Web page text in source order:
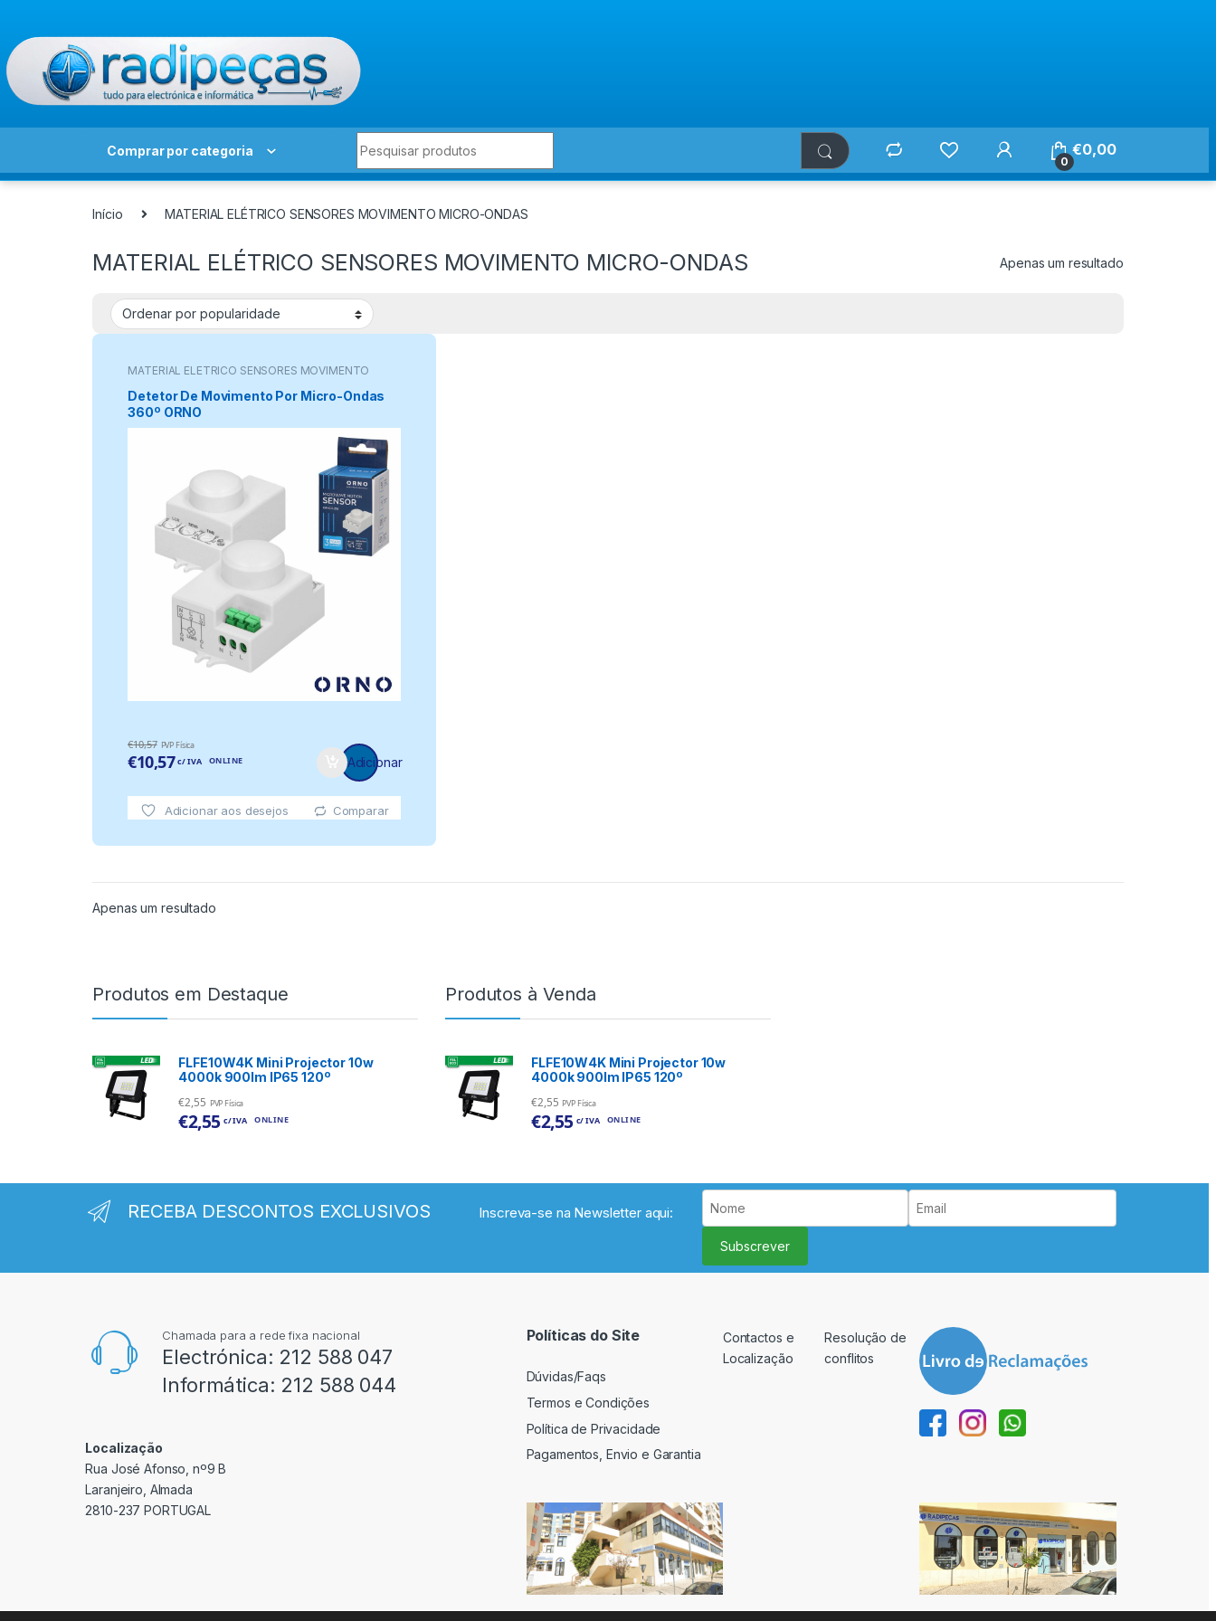
Comprar por categoria
0
€0,00
Início MATERIAL ELÉTRICO SENSORES MOVIMENTO MICRO-ONDAS
MATERIAL ELÉTRICO SENSORES MOVIMENTO MICRO-ONDAS Apenas um resultado
MATERIAL ELÉTRICO SENSORES MOVIMENTO
Detetor De Movimento Por Micro-Ondas
360º ORNO
€10,57 PVP Física
€10,57 c/ IVA ONLINE Adicionar
Adicionar aos desejos Comparar
Apenas um resultado
Produtos em Destaque
FLFE10W4K Mini Projector 10w
4000k 900lm IP65 120º
€2,55 PVP Física
€2,55 c/ IVA ONLINE
Produtos à Venda
FLFE10W4K Mini Projector 10w
4000k 900lm IP65 120º
€2,55 PVP Física
€2,55 c/ IVA ONLINE
RECEBA DESCONTOS EXCLUSIVOS Inscreva-se na Newsletter aqui:
Subscrever
Chamada para a rede fixa nacional
Electrónica: 212 588 047
Informática: 212 588 044
Localização
Rua José Afonso, nº9 B
Laranjeiro, Almada
2810-237 PORTUGAL
Políticas do Site
Dúvidas/Faqs
Termos e Condições
Política de Privacidade
Pagamentos, Envio e Garantia
Contactos e
Localização
Resolução de
conflitos